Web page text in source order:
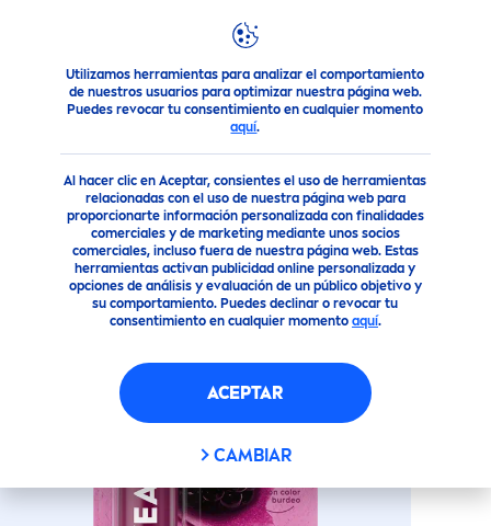
Utilizamos herramientas para analizar el comportamiento
de nuestros usuarios para optimizar nuestra página web.
Puedes revocar tu consentimiento en cualquier momento
aquí.
Al hacer clic en Aceptar, consientes el uso de herramientas
relacionadas con el uso de nuestra página web para
proporcionarte información personalizada con finalidades
comerciales y de marketing mediante unos socios
comerciales, incluso fuera de nuestra página web. Estas
herramientas activan publicidad online personalizada y
opciones de análisis y evaluación de un público objetivo y
su comportamiento. Puedes declinar o revocar tu
consentimiento en cualquier momento aquí.
ACEPTAR
CAMBIAR
Nuestros Productos Cuidado Facial Cuidado Labial
(33)
PROTECTOR LABIAL
BLACKBERRYSHINE